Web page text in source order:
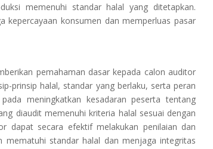
memenuhi standar halal yang ditetapkan.
kepercayaan konsumen dan memperluas pasar
pemahaman dasar kepada calon auditor
prinsip halal, standar yang berlaku, serta peran
meningkatkan kesadaran peserta tentang
diaudit memenuhi kriteria halal sesuai dengan
dapat secara efektif melakukan penilaian dan
mematuhi standar halal dan menjaga integritas